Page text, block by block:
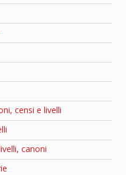
censi e livelli
canoni